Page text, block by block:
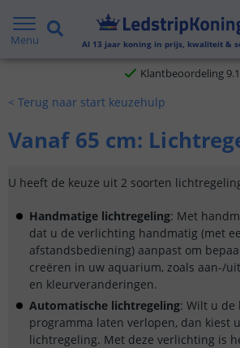
Menu Al 13 jaar koning in prijs, kwaliteit &
Gratis verzending vanaf € 20,-
Klantbeoordeling 9.1
Voor 23:45 uur besteld,
< Terug naar start keuzehulp
Vanaf 65 cm:
U heeft de keuze uit 2 soorten
Handmatige lichtregeling: Met
dat u de verlichting handmatig (met
afstandsbediening) aanpast om
creëren in uw aquarium, zoals aan-/
en kleurveranderingen.
Automatische lichtregeling: Wilt u de
programma laten verlopen, dan kiest
lichtregeling. Met deze verlichting is